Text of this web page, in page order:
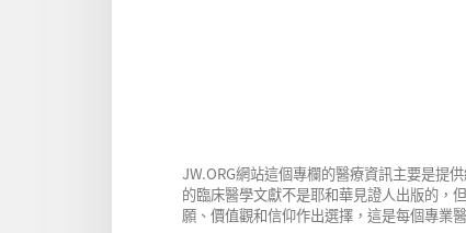
JW.ORG網站這個專欄的醫療資訊主要是提
的臨床醫學文獻不是耶和華見證人出版的，
願、價值觀和信仰作出選擇，這是每個專業